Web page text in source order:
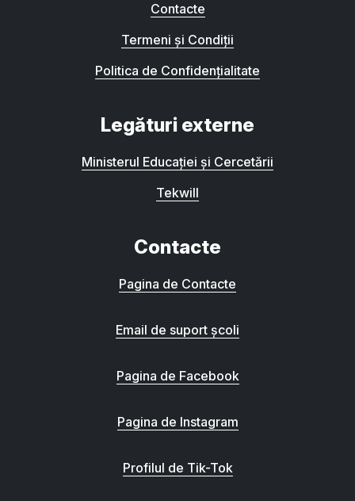
Contacte
Termeni și Condiții
Politica de Confidențialitate
Legături externe
Ministerul Educației și Cercetării
Tekwill
Contacte
Pagina de Contacte
Email de suport școli
Pagina de Facebook
Pagina de Instagram
Profilul de Tik-Tok